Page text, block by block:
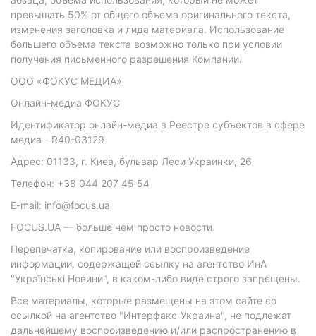
превышать 50% от общего объема оригинального текста,
изменения заголовка и лида материала. Использование
большего объема текста возможно только при условии
получения письменного разрешения Компании.
ООО «ФОКУС МЕДИА»
Онлайн-медиа ФОКУС
Идентификатор онлайн-медиа в Реестре субъектов в сфере
медиа - R40-03129
Адрес: 01133, г. Киев, бульвар Леси Украинки, 26
Телефон: +38 044 207 45 54
E-mail: info@focus.ua
FOCUS.UA — больше чем просто новости.
Перепечатка, копирование или воспроизведение
информации, содержащей ссылку на агентство ИнА
"Українські Новини", в каком-либо виде строго запрещены.
Все материалы, которые размещены на этом сайте со
ссылкой на агентство "Интерфакс-Украина", не подлежат
дальнейшему воспроизведению и/или распространению в